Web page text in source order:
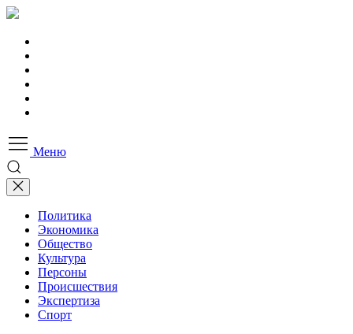
Меню
Политика
Экономика
Общество
Культура
Персоны
Происшествия
Экспертиза
Спорт